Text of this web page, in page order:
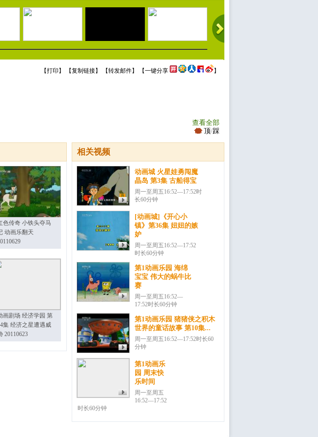
【打印 】 【复制链接】 【转发邮件】 【一键分享 】
查看全部
顶/踩
相关视频
动画城 火星娃勇闯魔
晶岛 第3集 古船得宝
周一至周五16:52—17:52时
长60分钟
[动画城]《开心小
镇》第36集 妞妞的嫉
妒
周一至周五16:52—17:52
时长60分钟
第1动画乐园 海绵
宝宝 伟大的蜗牛比
赛
周一至周五16:52—
17:52时长60分钟
第1动画乐园 猪猪侠之积木
世界的童话故事 第10集...
周一至周五16:52—17:52时长60
分钟
第1动画乐
园 周末快
乐时间
周一至周五
16:52—17:52
时长60分钟
色传奇 小铁头夺马
动画乐翻天
画剧场 经济学园 第
集 经济之星遭遇威
20110623